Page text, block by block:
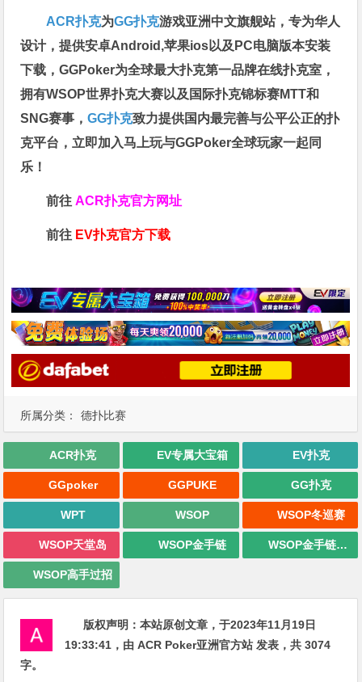
所属分类： 德扑比赛
ACR扑克为GG扑克游戏亚洲中文旗舰站，专为华人
设计，提供安卓Android,苹果ios以及PC电脑版本安装
下载，GGPoker为全球最大扑克第一品牌在线扑克室，
拥有WSOP世界扑克大赛以及国际扑克锦标赛MTT和
SNG赛事，GG扑克致力提供国内最完善与公平公正的扑
克平台，立即加入马上玩与GGPoker全球玩家一起同
乐！
前往ACR扑克官方网址
前往 EV扑克官方下载
ACR扑克 EV专属大宝箱 EV扑克
GGpoker GGPUKE GG扑克
WPT WSOP WSOP冬巡赛
WSOP天堂岛 WSOP金手链 WSOP金手链战报
WSOP高手过招
版权声明：本站原创文章，于2023年11月19日
19:33:41 ，由ACR Poker亚洲官方站 发表，共 3074
字。